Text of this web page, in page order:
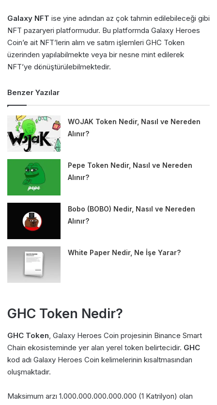
Galaxy NFT ise yine adından az çok tahmin edilebileceği gibi
NFT pazaryeri platformudur. Bu platformda Galaxy Heroes
Coin’e ait NFT’lerin alım ve satım işlemleri GHC Token
üzerinden yapılabilmekte veya bir nesne mint edilerek
NFT’ye dönüştürülebilmektedir.
Benzer Yazılar
WOJAK Token Nedir, Nasıl ve Nereden
Alınır?
Pepe Token Nedir, Nasıl ve Nereden
Alınır?
Bobo (BOBO) Nedir, Nasıl ve Nereden
Alınır?
White Paper Nedir, Ne İşe Yarar?
GHC Token Nedir?
GHC Token, Galaxy Heroes Coin projesinin Binance Smart
Chain ekosisteminde yer alan yerel token belirtecidir. GHC
kod adı Galaxy Heroes Coin kelimelerinin kısaltmasından
oluşmaktadır.
Maksimum arzı 1.000.000.000.000.000 (1 Katrilyon) olan